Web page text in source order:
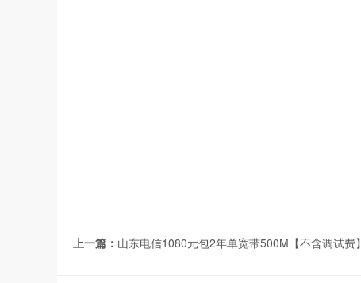
上一篇： 山东电信1080元包2年单宽带500M【不含调试费】